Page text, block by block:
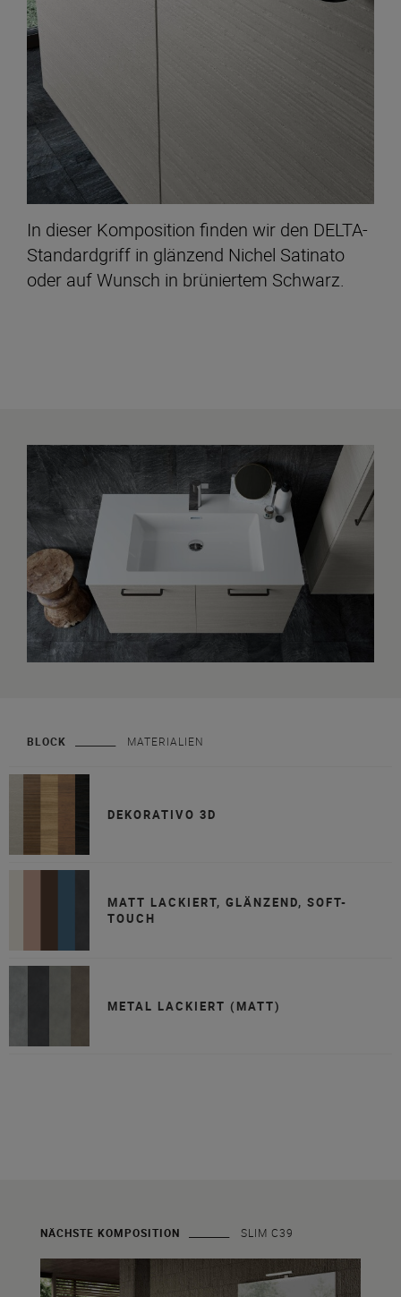
In dieser Komposition finden wir den DELTA-
Standardgriff in glänzend Nichel Satinato
oder auf Wunsch in brüniertem Schwarz.
BLOCK MATERIALIEN
DEKORATIVO 3D
MATT LACKIERT, GLÄNZEND, SOFT-
TOUCH
METAL LACKIERT (MATT)
NÄCHSTE KOMPOSITION SLIM C39